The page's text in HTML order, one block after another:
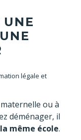
légale et
ou à
déménager, il
même école.